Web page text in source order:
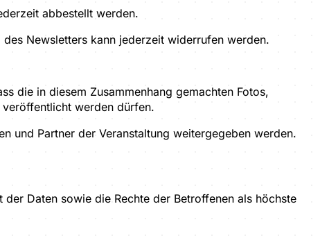
abbestellt werden.
Newsletters kann jederzeit widerrufen werden.
die in diesem Zusammenhang gemachten Fotos,
veröffentlicht werden dürfen.
und Partner der Veranstaltung weitergegeben werden.
Daten sowie die Rechte der Betroffenen als höchste